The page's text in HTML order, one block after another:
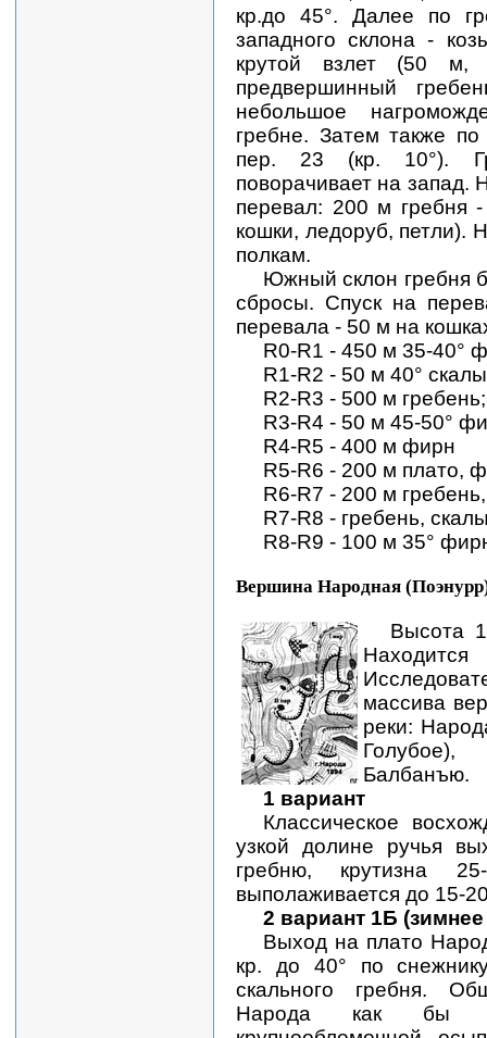
кр.до 45°. Далее по
западного склона -
крутой взлет (50
предвершинный
небольшое
гребне. Затем также
пер. 23 (кр. 10°).
поворачивает на запад.
перевал: 200 м гребня -
кошки, ледоруб, петли).
полкам.
Южный склон гребня
сбросы. Спуск на
перевала - 50 м на
R0-R1 - 450 м 35-40°
R1-R2 - 50 м 40°
R2-R3 - 500 м
R3-R4 - 50 м 45-50°
R4-R5 - 400 м фирн
R5-R6 - 200 м плато,
R6-R7 - 200 м
R7-R8 - гребень,
R8-R9 - 100 м 35°
Вершина Народная
Высота
массива
реки:
Балбанъю.
1 вариант
Классическое
узкой долине ручья
гребню, крутизна
выполаживается до 15-
2 вариант 1Б
Выход на плато
кр. до 40° по
скального гребня.
Народа как бы